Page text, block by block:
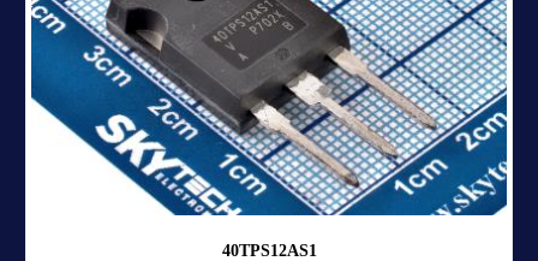
40TPS12AS1